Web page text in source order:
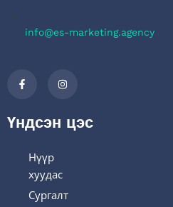
info@es-marketing.agency
Үндсэн цэс
Нүүр
хуудас
Сургалт